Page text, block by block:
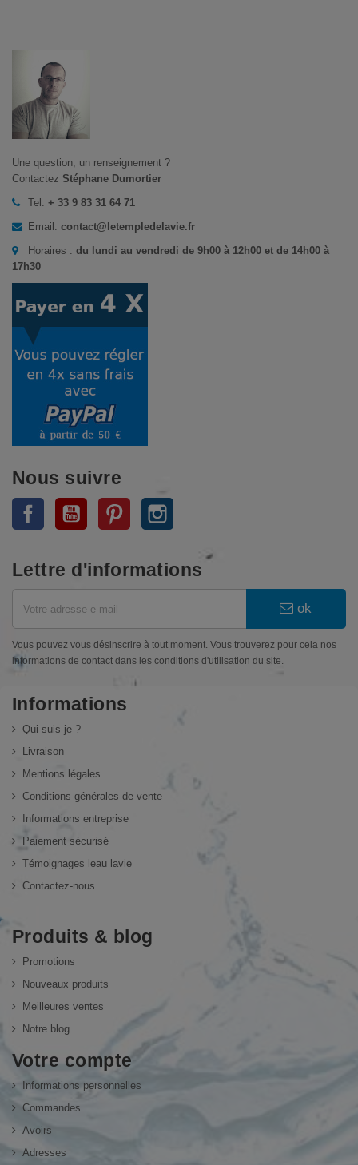
Une question, un renseignement ?
Contactez Stéphane Dumortier
Tel: + 33 9 83 31 64 71
Email: contact@letempledelavie.fr
Horaires : du lundi au vendredi de 9h00 à 12h00 et de 14h00 à
17h30
Nous suivre
Facebook YouTube Pinterest
Lettre d'informations
ok
Vous pouvez vous désinscrire à tout moment. Vous trouverez pour cela nos
informations de contact dans les conditions d'utilisation du site.
Informations
Qui suis-je ?
Livraison
Mentions légales
Conditions générales de vente
Informations entreprise
Paiement sécurisé
Témoignages leau lavie
Contactez-nous
Produits & blog
Promotions
Nouveaux produits
Meilleures ventes
Notre blog
Votre compte
Informations personnelles
Commandes
Avoirs
Adresses